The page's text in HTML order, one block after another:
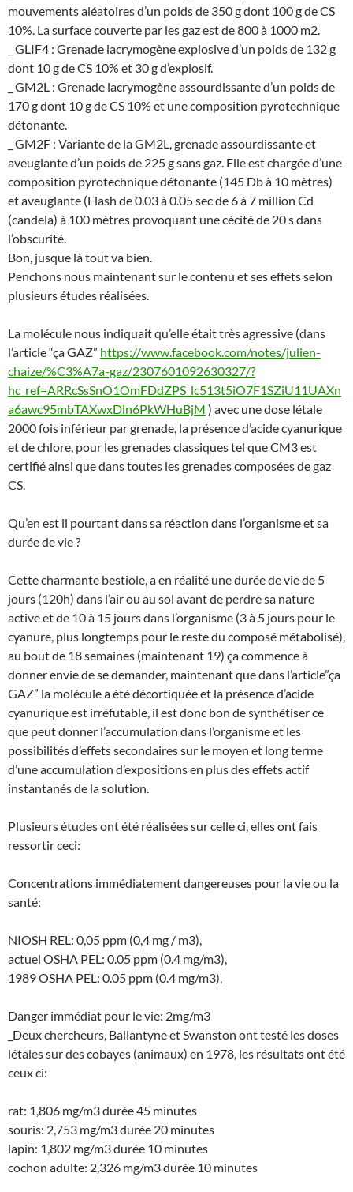
mouvements aléatoires d’un poids de 350 g dont 100 g de CS
10%. La surface couverte par les gaz est de 800 à 1000 m2.
_ GLIF4 : Grenade lacrymogène explosive d’un poids de 132 g
dont 10 g de CS 10% et 30 g d’explosif.
_ GM2L : Grenade lacrymogène assourdissante d’un poids de
170 g dont 10 g de CS 10% et une composition pyrotechnique
détonante.
_ GM2F : Variante de la GM2L, grenade assourdissante et
aveuglante d’un poids de 225 g sans gaz. Elle est chargée d’une
composition pyrotechnique détonante (145 Db à 10 mètres)
et aveuglante (Flash de 0.03 à 0.05 sec de 6 à 7 million Cd
(candela) à 100 mètres provoquant une cécité de 20 s dans
l’obscurité.
Bon, jusque là tout va bien.
Penchons nous maintenant sur le contenu et ses effets selon
plusieurs études réalisées.
La molécule nous indiquait qu’elle était très agressive (dans
l’article “ça GAZ” https://www.facebook.com/notes/julien-
chaize/%C3%A7a-gaz/2307601092630327/?
hc_ref=ARRcSsSnO1OmFDdZPS_lc513t5iO7F1SZiU11UAXn
a6awc95mbTAXwxDln6PkWHuBjM ) avec une dose létale
2000 fois inférieur par grenade, la présence d’acide cyanurique
et de chlore, pour les grenades classiques tel que CM3 est
certifié ainsi que dans toutes les grenades composées de gaz
CS.
Qu’en est il pourtant dans sa réaction dans l’organisme et sa
durée de vie ?
Cette charmante bestiole, a en réalité une durée de vie de 5
jours (120h) dans l’air ou au sol avant de perdre sa nature
active et de 10 à 15 jours dans l’organisme (3 à 5 jours pour le
cyanure, plus longtemps pour le reste du composé métabolisé),
au bout de 18 semaines (maintenant 19) ça commence à
donner envie de se demander, maintenant que dans l’article”ça
GAZ” la molécule a été décortiquée et la présence d’acide
cyanurique est irréfutable, il est donc bon de synthétiser ce
que peut donner l’accumulation dans l’organisme et les
possibilités d’effets secondaires sur le moyen et long terme
d’une accumulation d’expositions en plus des effets actif
instantanés de la solution.
Plusieurs études ont été réalisées sur celle ci, elles ont fais
ressortir ceci:
Concentrations immédiatement dangereuses pour la vie ou la
santé:
NIOSH REL: 0,05 ppm (0,4 mg / m3),
actuel OSHA PEL: 0.05 ppm (0.4 mg/m3),
1989 OSHA PEL: 0.05 ppm (0.4 mg/m3),
Danger immédiat pour le vie: 2mg/m3
_Deux chercheurs, Ballantyne et Swanston ont testé les doses
létales sur des cobayes (animaux) en 1978, les résultats ont été
ceux ci:
rat: 1,806 mg/m3 durée 45 minutes
souris: 2,753 mg/m3 durée 20 minutes
lapin: 1,802 mg/m3 durée 10 minutes
cochon adulte: 2,326 mg/m3 durée 10 minutes